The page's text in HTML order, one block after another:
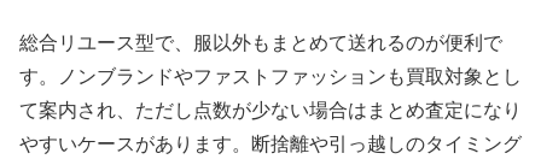
総合リユース型で、服以外もまとめて送れるのが便利で
す。ノンブランドやファストファッションも買取対象とし
て案内され、ただし点数が少ない場合はまとめ査定になり
やすいケースがあります。断捨離や引っ越しのタイミング